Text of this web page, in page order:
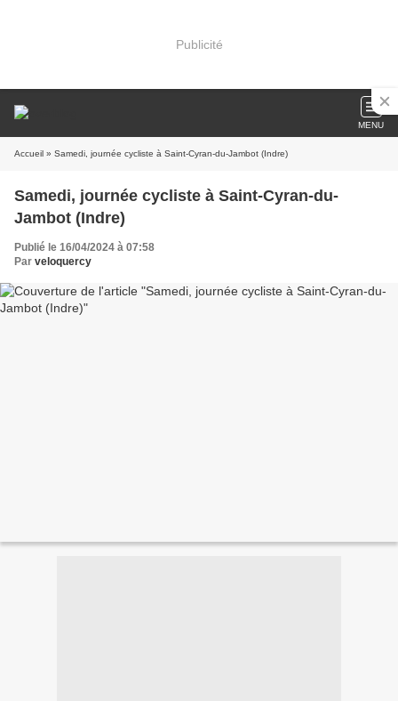
Publicité
MENU
Accueil » Samedi, journée cycliste à Saint-Cyran-du-Jambot (Indre)
Samedi, journée cycliste à Saint-Cyran-du-
Jambot (Indre)
Publié le 16/04/2024 à 07:58
Par veloquercy